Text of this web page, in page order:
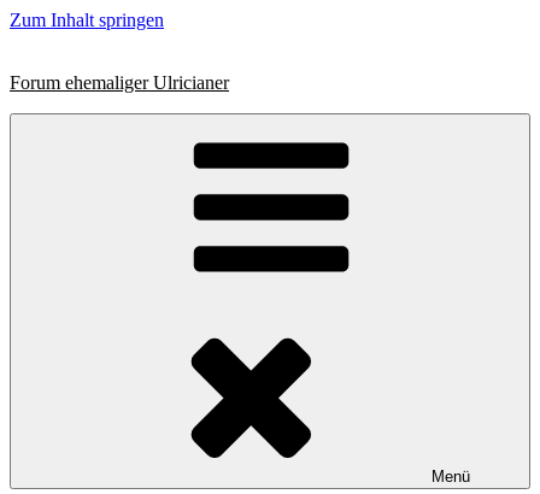
Zum Inhalt springen
Forum ehemaliger Ulricianer
Menü